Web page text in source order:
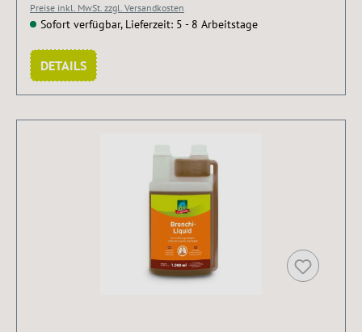
Preise inkl. MwSt. zzgl. Versandkosten
Sofort verfügbar, Lieferzeit: 5 - 8 Arbeitstage
DETAILS